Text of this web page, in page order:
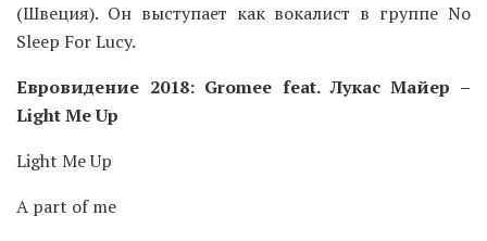
(Швеция). Он выступает как вокалист в группе No
Sleep For Lucy.
Евровидение 2018: Gromee feat. Лукас Майер –
Light Me Up
Light Me Up
A part of me